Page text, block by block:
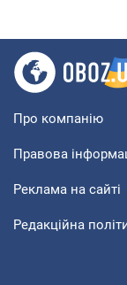
Про компанію
Правова
Реклама на сайті
Редакційна